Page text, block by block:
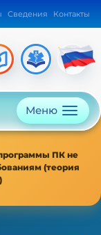
Сведения Контакты
Меню
ПК не
(теория